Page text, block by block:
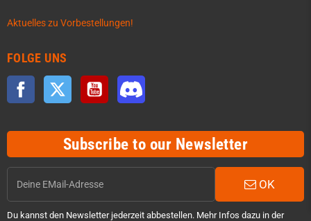
Aktuelles zu Vorbestellungen!
FOLGE UNS
Facebook Twitter YouTube
Subscribe to our Newsletter
OK
Du kannst den Newsletter jederzeit abbestellen. Mehr Infos dazu in der